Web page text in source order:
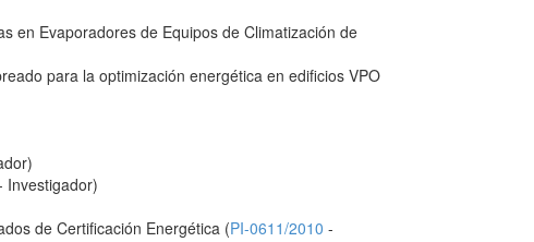
en Evaporadores de Equipos de Climatización de
para la optimización energética en edificios VPO
Investigador)
de Certificación Energética (PI-0611/2010 -